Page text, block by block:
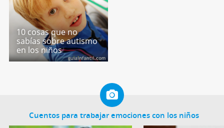
10 cosas que no
sabías sobre autismo
en los niños
Cuentos para trabajar emociones con los niños